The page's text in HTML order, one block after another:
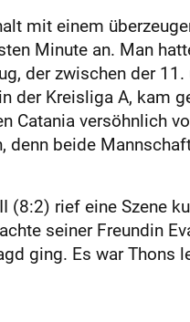
mit einem
Minute an. Man
der zwischen der
der Kreisliga A, kam
Catania versöhnlich
beide
rief eine Szene
seiner Freundin
ging. Es war Thons